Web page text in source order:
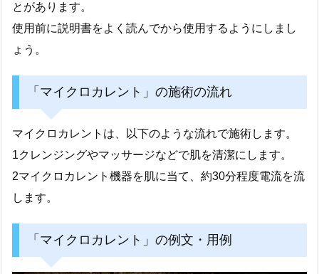
とがあります。
使用前に説明書をよく読んでから使用するようにしまし
ょう。
「マイクロカレント」の施術の流れ
マイクロカレントは、以下のような流れで施術します。
1クレンジングやマッサージなどで肌を清潔にします。
2マイクロカレント機器を肌に当て、約30分程度電流を流
します。
「マイクロカレント」の例文・用例